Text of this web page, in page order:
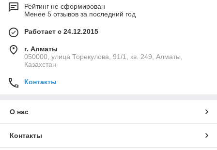
Рейтинг не сформирован
Менее 5 отзывов за последний год
Работает с 24.12.2015
г. Алматы
050000, улица Торекулова, 91/1, кв. 249, Алматы,
Казахстан
Контакты
О нас
Контакты